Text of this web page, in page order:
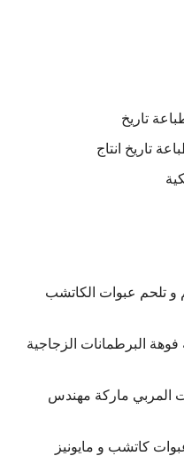
تاريخ
تاريخ انتاج
و تلحم عبوات الكاتشب
البرطمانات الزجاجية
المربي ماركة مهندس
كاتشب و مايونيز